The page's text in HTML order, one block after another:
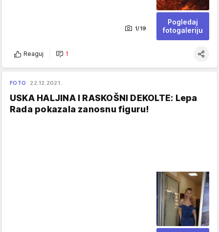
1/19
Pogledaj
fotogaleriju
Reaguj 1
FOTO 22.12.2021.
USKA HALJINA I RASKOŠNI DEKOLTE: Lepa
Rada pokazala zanosnu figuru!